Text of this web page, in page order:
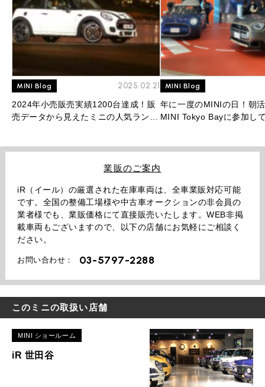
MINI Blog 2025.02.21
2024年小売販売実績1200台達成！販
売データから見えたミニの人気ランキ
MINI Blog
年に一度のMINIの日！朝
MINI Tokyo Bayに参加し
業販のご案内
iR（イール）の厳選された在庫車両は、全車業販対応可能
です。全国の整備工場様や中古車オークションの非会員の
業者様でも、業販価格にて直接販売いたします。WEB非掲
載車両もございますので、以下の店舗にお気軽にご相談く
ださい。
お問い合わせ： 03-5797-2288
このミニの取扱い店舗
MINI ショールーム
iR 世田谷